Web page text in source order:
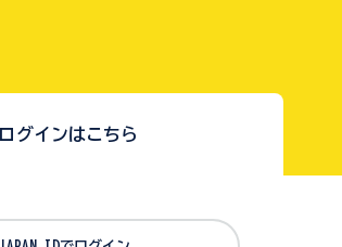
ログインはこちら